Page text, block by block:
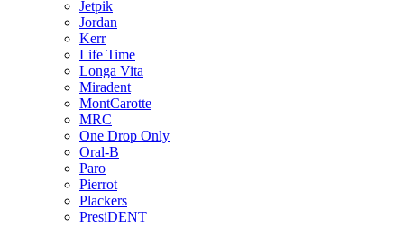
Jetpik
Jordan
Kerr
Life Time
Longa Vita
Miradent
MontCarotte
MRC
One Drop Only
Oral-B
Paro
Pierrot
Plackers
PresiDENT